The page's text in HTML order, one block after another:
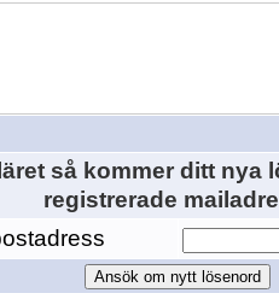
så kommer ditt nya
registrerade